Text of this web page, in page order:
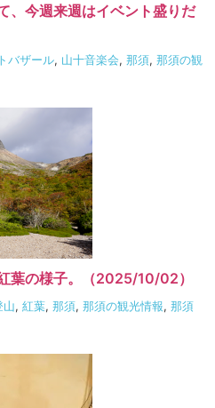
、今週来週はイベント盛りだ
バザール, 山十音楽会, 那須, 那須の観
葉の様子。（2025/10/02）
山, 紅葉, 那須, 那須の観光情報, 那須